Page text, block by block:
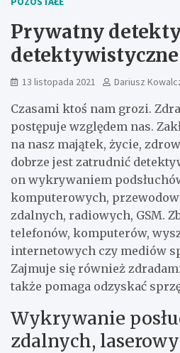
Prywatny
detektywistyczne
13 listopada 2021 Dariusz
Czasami ktoś nam grozi.
postępuje względem nas.
na nasz majątek, życie,
dobrze jest zatrudnić
on wykrywaniem
komputerowych,
zdalnych, radiowych, GSM.
telefonów, komputerów,
internetowych czy mediów
Zajmuje się również
także pomaga odzyskać
Wykrywanie
zdalnych,